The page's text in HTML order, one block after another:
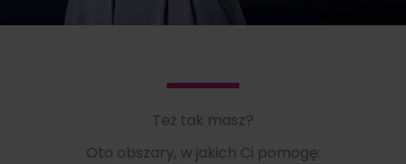
Też tak masz?
Oto obszary, w jakich Ci pomogę: